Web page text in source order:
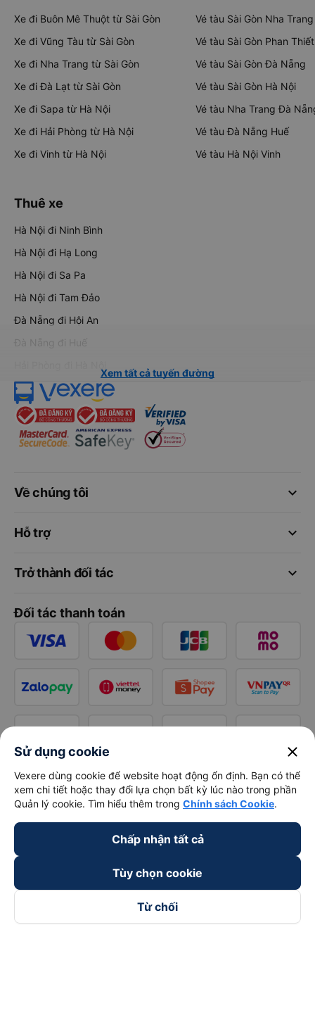
Xe đi Buôn Mê Thuột từ Sài Gòn
Xe đi Vũng Tàu từ Sài Gòn
Xe đi Nha Trang từ Sài Gòn
Xe đi Đà Lạt từ Sài Gòn
Xe đi Sapa từ Hà Nội
Xe đi Hải Phòng từ Hà Nội
Xe đi Vinh từ Hà Nội
Vé tàu Sài Gòn Nha Trang
Vé tàu Sài Gòn Phan Thiết
Vé tàu Sài Gòn Đà Nẵng
Vé tàu Sài Gòn Hà Nội
Vé tàu Nha Trang Đà
Vé tàu Đà Nẵng Huế
Vé tàu Hà Nội Vinh
Thuê xe
Hà Nội đi Ninh Bình
Hà Nội đi Hạ Long
Hà Nội đi Sa Pa
Hà Nội đi Tam Đảo
Đà Nẵng đi Hội An
Đà Nẵng đi Huế
Xem tất cả tuyến đường
keyboard_arrow_down
Về chúng tôi
keyboard_arrow_down
Hỗ trợ
keyboard_arrow_down
Trở thành đối tác
Đối tác thanh toán
Sử dụng cookie close
Vexere dùng cookie để website hoạt động ổn định. Bạn có thể
xem chi tiết hoặc thay đổi lựa chọn bất kỳ lúc nào trong phần
Quản lý cookie. Tìm hiểu thêm trong Chính sách Cookie.
Chấp nhận tất cả
Tùy chọn cookie
Từ chối